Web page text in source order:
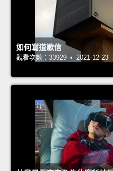
如何寫道歉信
觀看次數：33929 • 2021-12-23